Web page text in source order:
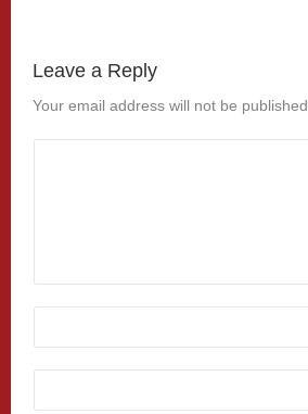
Leave a Reply
Your email address will not be published.